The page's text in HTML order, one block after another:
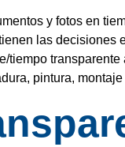
y fotos en
las decisiones
tiempo transparente
pintura, montaje